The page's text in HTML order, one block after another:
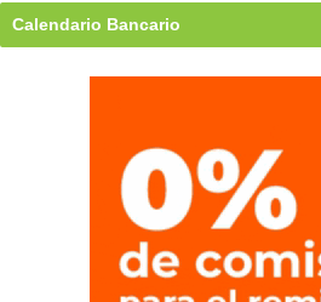
Calendario Bancario